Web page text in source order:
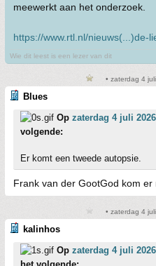
meewerkt aan het onderzoek.
https://www.rtl.nl/nieuws(...)de-
Wie dit leest is een lezer van dit
• zaterdag 4
Blues
Op zaterdag 4 juli
volgende:
Er komt een tweede autopsie.
Frank van der GootGod kom er
• zaterdag 4
kalinhos
Op zaterdag 4 juli